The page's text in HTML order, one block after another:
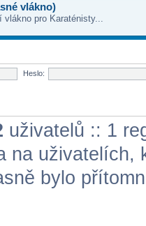
vlákno)
vlákno pro Karaténisty...
Heslo:
uživatelů :: 1
na
bylo